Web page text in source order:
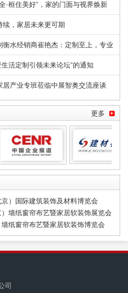
·框住美好”，家的门面与视界焕新
，家居未来更可期
水经销商崔艳杰：定制至上，专业
活定制引领未来论坛”的通知
产业专班莅临中展智奥交流座谈
更多
）国际建筑装饰及材料博览会
墙纸窗帘布艺暨家居软装饰展览会
纸窗帘布艺暨家居软装饰博览会
司